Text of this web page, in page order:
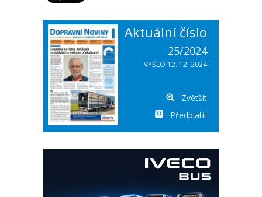
Aktuální číslo
25/2024
VYŠLO 12. 12. 2024
Zvětšit
Předplatit